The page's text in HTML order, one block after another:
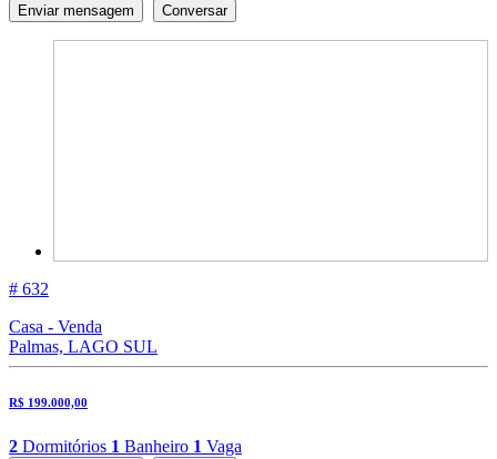
Enviar mensagem Conversar
# 632
Casa - Venda
Palmas, LAGO SUL
R$ 199.000,00
2 Dormitórios 1 Banheiro 1 Vaga